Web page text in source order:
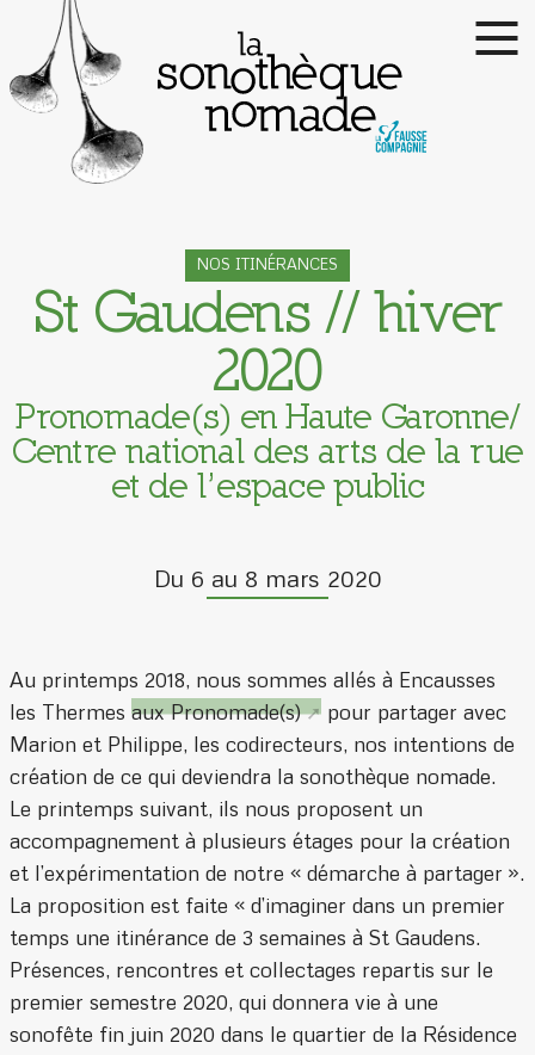
NOS ITINÉRANCES
St Gaudens // hiver
2020
Pronomade(s) en Haute Garonne/
Centre national des arts de la rue
et de l’espace public
Du 6 au 8 mars 2020
Au printemps 2018, nous sommes allés à Encausses
les Thermes aux Pronomade(s)
pour partager avec
Marion et Philippe, les codirecteurs, nos intentions de
création de ce qui deviendra la sonothèque nomade.
Le printemps suivant, ils nous proposent un
accompagnement à plusieurs étages pour la création
et l’expérimentation de notre « démarche à partager ».
La proposition est faite « d’imaginer dans un premier
temps une itinérance de 3 semaines à St Gaudens.
Présences, rencontres et collectages repartis sur le
premier semestre 2020, qui donnera vie à une
sonofête fin juin 2020 dans le quartier de la Résidence